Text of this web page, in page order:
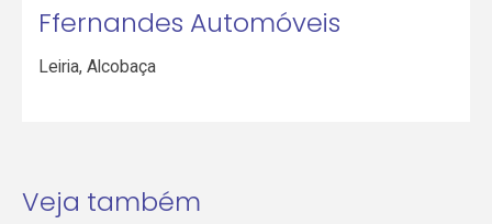
Ffernandes Automóveis
Leiria,Alcobaça
Veja também